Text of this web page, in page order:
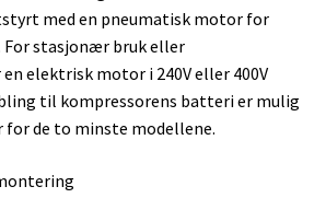
med en pneumatisk motor for
For stasjonær bruk eller
elektrisk motor i 240V eller 400V
til kompressorens batteri er mulig
for de to minste modellene.